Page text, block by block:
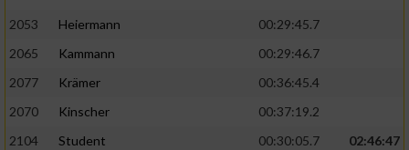
2053
Heiermann
00:29:45.7
2065
Kammann
00:29:46.7
2077
Krämer
00:36:45.4
2070
Kinscher
00:37:19.2
2104
Student 00:30:05.7
02:46:47